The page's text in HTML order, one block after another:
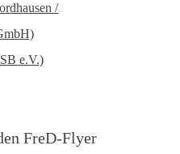
/
e.V.)
FreD-Flyer